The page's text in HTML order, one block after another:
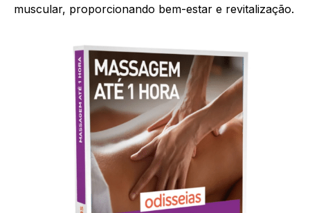
muscular, proporcionando bem-estar e revitalização.